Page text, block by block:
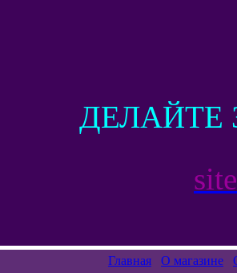
ДЕЛАЙТЕ
Главная О магазине